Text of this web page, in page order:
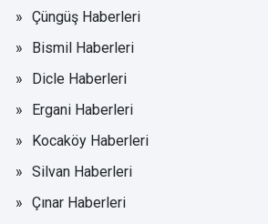
Çüngüş Haberleri
Bismil Haberleri
Dicle Haberleri
Ergani Haberleri
Kocaköy Haberleri
Silvan Haberleri
Çınar Haberleri